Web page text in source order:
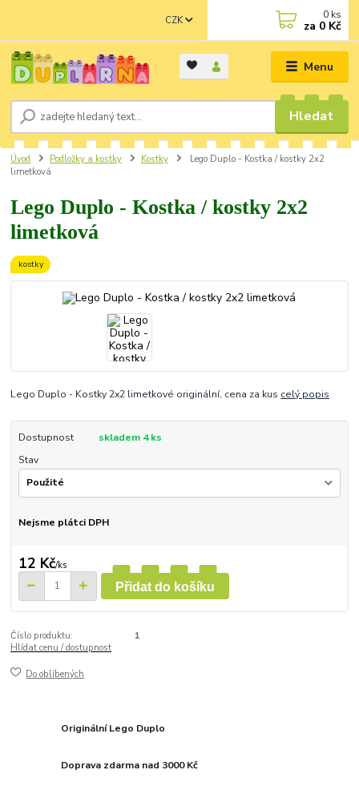
Menu
CZK
Hledat
0 ks
za 0 Kč
Úvod Podložky a kostky Kostky
Lego Duplo - Kostka / kostky 2x2
limetková
Lego Duplo - Kostka / kostky 2x2
limetková
kostky
Lego Duplo - Kostky 2x2 limetkové originální, cena za kus celý popis
Dostupnost
skladem 4 ks
Stav
Nejsme plátci DPH
12 Kč/ks
Přidat do košíku
Číslo produktu:
1
Hlídat cenu / dostupnost
Do oblíbených
Originální Lego Duplo
Doprava zdarma nad 3000 Kč